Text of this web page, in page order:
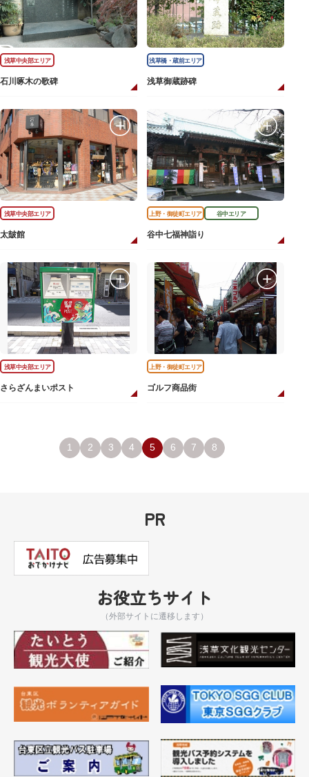
浅草中央部エリア
石川啄木の歌碑
浅草橋・蔵前エリア
浅草御蔵跡碑
浅草中央部エリア
太皷館
上野・御徒町エリア 谷中エリア
谷中七福神詣り
浅草中央部エリア
さらざんまいポスト
上野・御徒町エリア
ゴルフ商品街
1 2 3 4 5 6 7 8
PR
お役立ちサイト
（外部サイトに遷移します）